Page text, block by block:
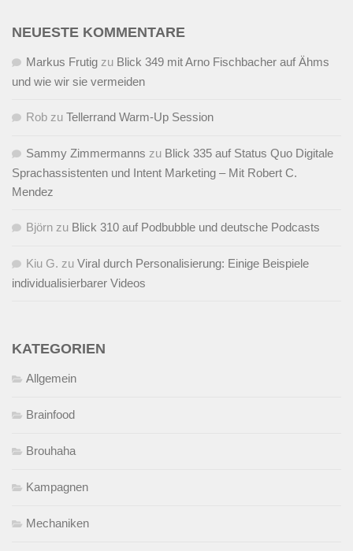
NEUESTE KOMMENTARE
Markus Frutig zu Blick 349 mit Arno Fischbacher auf Ähms
und wie wir sie vermeiden
Rob zu Tellerrand Warm-Up Session
Sammy Zimmermanns zu Blick 335 auf Status Quo Digitale
Sprachassistenten und Intent Marketing – Mit Robert C.
Mendez
Björn zu Blick 310 auf Podbubble und deutsche Podcasts
Kiu G. zu Viral durch Personalisierung: Einige Beispiele
individualisierbarer Videos
KATEGORIEN
Allgemein
Brainfood
Brouhaha
Kampagnen
Mechaniken